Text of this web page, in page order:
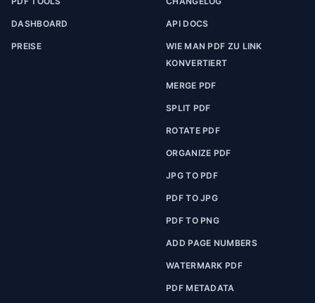
DASHBOARD
PREISE
API DOCS
WIE MAN PDF ZU LINK
KONVERTIERT
MERGE PDF
SPLIT PDF
ROTATE PDF
ORGANIZE PDF
JPG TO PDF
PDF TO JPG
PDF TO PNG
ADD PAGE NUMBERS
WATERMARK PDF
PDF METADATA